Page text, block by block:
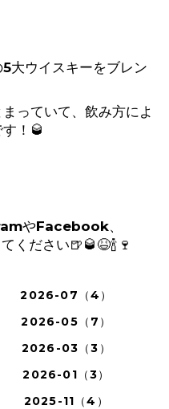
5大ウイスキーをブレン
っていて、飲み方によ
！ 🥃
やFacebook、
ください🍺🥃😆🍾🍷
2026-07（4）
2026-05（7）
2026-03（3）
2026-01（3）
2025-11（4）